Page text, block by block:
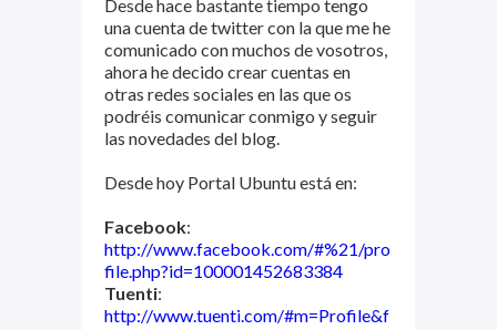
Desde hace bastante tiempo tengo
una cuenta de twitter con la que me he
comunicado con muchos de vosotros,
ahora he decido crear cuentas en
otras redes sociales en las que os
podréis comunicar conmigo y seguir
las novedades del blog.
Desde hoy Portal Ubuntu está en:
Facebook:
http://www.facebook.com/#%21/pro
file.php?id=100001452683384
Tuenti:
http://www.tuenti.com/#m=Profile&f